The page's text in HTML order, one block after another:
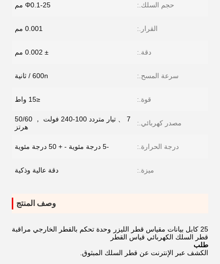
حجم السلك.: Φ0.1-25 مم
القرار.: 0.001 مم
دقة.: ± 0.002 مم
سرعة المسح.: 600n / ثانية
قوة.: ≤15 واط
مصدر كهربائي.:
7 、 تيار متردد 100-240 فولت ， 50/60
هرتز
درجة الحرارة.: -5 درجة مئوية - + 50 درجة مئوية
ميزة.: دقة عالية وذكية
وصف المنتج
25 كابل بيانات مقياس قطر الليزر وحدة تحكم بالقطر الخارجي مراقبة
قطر السلك الكهربائي قياس القطر
طلب
الكشف عبر الإنترنت عن قطر السلك المبثوق.